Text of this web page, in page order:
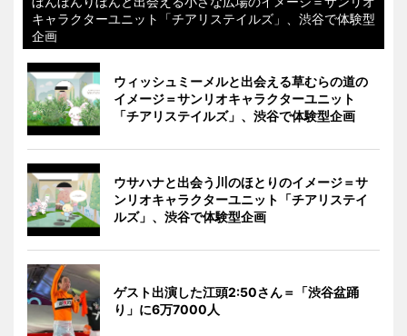
キャラクターユニット「チアリステイルズ」、渋谷で体験型
企画
ウィッシュミーメルと出会える草むらの道の
イメージ＝サンリオキャラクターユニット
「チアリステイルズ」、渋谷で体験型企画
ウサハナと出会う川のほとりのイメージ＝サ
ンリオキャラクターユニット「チアリステイ
ルズ」、渋谷で体験型企画
ゲスト出演した江頭2:50さん＝「渋谷盆踊
り」に6万7000人